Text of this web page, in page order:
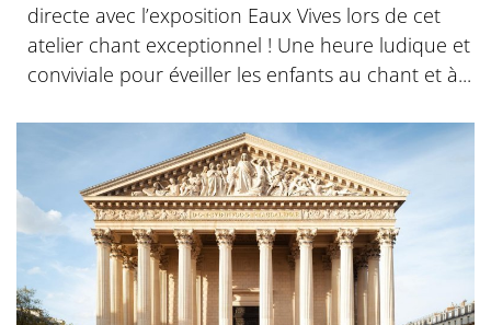
directe avec l’exposition Eaux Vives lors de cet
atelier chant exceptionnel ! Une heure ludique et
conviviale pour éveiller les enfants au chant et à...